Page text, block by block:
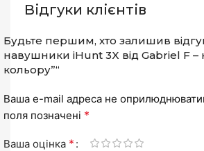
Відгуки клієнтів
Будьте першим, хто залишив
навушники iHunt 3X від Gabriel F –
кольору”“
Ваша e-mail адреса не
поля позначені *
Ваша оцінка *